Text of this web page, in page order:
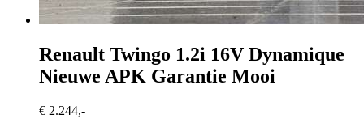
Renault Twingo 1.2i 16V Dynamique
Nieuwe APK Garantie Mooi
€ 2.244,-